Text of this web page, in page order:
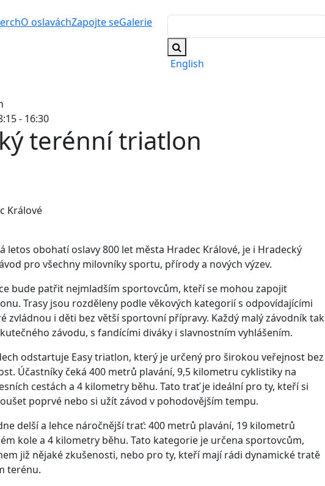
O oslaváchZapojte seGalerie
English
- 16:30
terénní triatlon
Králové
letos obohatí oslavy 800 let města Hradec Králové, je i Hradecký
pro všechny milovníky sportu, přírody a nových výzev.
bude patřit nejmladším sportovcům, kteří se mohou zapojit
Trasy jsou rozděleny podle věkových kategorií s odpovídajícími
zvládnou i děti bez větší sportovní přípravy. Každý malý závodník tak
závodu, s fandícími diváky i slavnostním vyhlášením.
odstartuje Easy triatlon, který je určený pro širokou veřejnost bez
Účastníky čeká 400 metrů plavání, 9,5 kilometru cyklistiky na
cestách a 4 kilometry běhu. Tato trať je ideální pro ty, kteří si
poprvé nebo si užít závod v pohodovějším tempu.
delší a lehce náročnější trať: 400 metrů plavání, 19 kilometrů
kole a 4 kilometry běhu. Tato kategorie je určena sportovcům,
již nějaké zkušenosti, nebo pro ty, kteří mají rádi dynamické tratě
terénu.